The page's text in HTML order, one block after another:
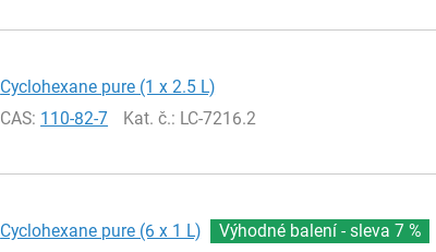
Cyclohexane pure (1 x 2.5 L)
CAS: 110-82-7 Kat. č.: LC-7216.2
Cyclohexane pure (6 x 1 L) Výhodné balení - sleva 7 %